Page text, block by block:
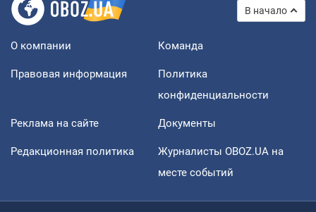
В начало
О компании Команда
Правовая информация
Политика
конфиденциальности
Реклама на сайте Документы
Редакционная политика
Журналисты OBOZ.UA на
месте событий